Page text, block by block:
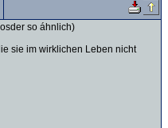
so áhnlich)
sie im wirklichen Leben nicht